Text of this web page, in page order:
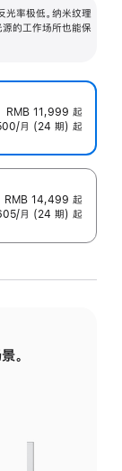
光率极低。纳米纹理
源的工作场所也能保
RMB 11,999 起
月 (24 期) 起
RMB 14,499 起
月 (24 期) 起
。